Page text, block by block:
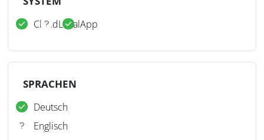
CloudLokalApp
SPRACHEN
Deutsch
Englisch